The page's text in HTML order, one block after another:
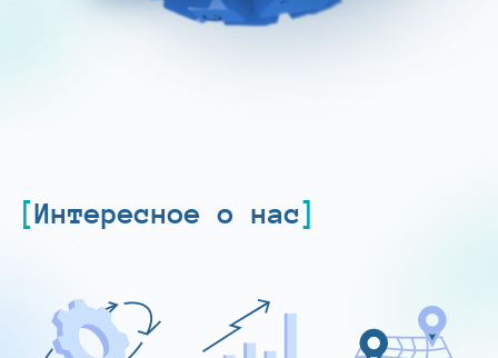
Интересное о нас